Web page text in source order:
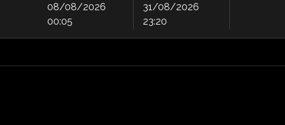
08/08/2026
00:05
31/08/2026
23:20